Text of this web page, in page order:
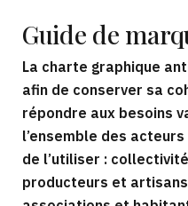
Guide de
La charte graphique
afin de conserver sa
répondre aux besoins
l’ensemble des
de l’utiliser :
producteurs et